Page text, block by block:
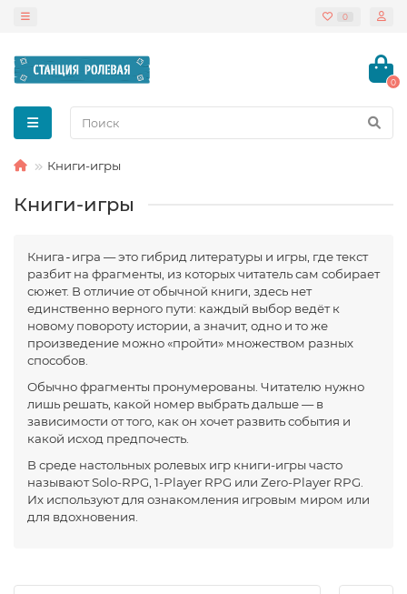
0
0
Книги-игры
Книги-игры
Книга‑игра — это гибрид литературы и игры, где текст
разбит на фрагменты, из которых читатель сам собирает
сюжет. В отличие от обычной книги, здесь нет
единственно верного пути: каждый выбор ведёт к
новому повороту истории, а значит, одно и то же
произведение можно «пройти» множеством разных
способов.
Обычно фрагменты пронумерованы. Читателю нужно
лишь решать, какой номер выбрать дальше — в
зависимости от того, как он хочет развить события и
какой исход предпочесть.
В среде настольных ролевых игр книги-игры часто
называют Solo-RPG, 1-Player RPG или Zero-Player RPG.
Их используют для ознакомления игровым миром или
для вдохновения.